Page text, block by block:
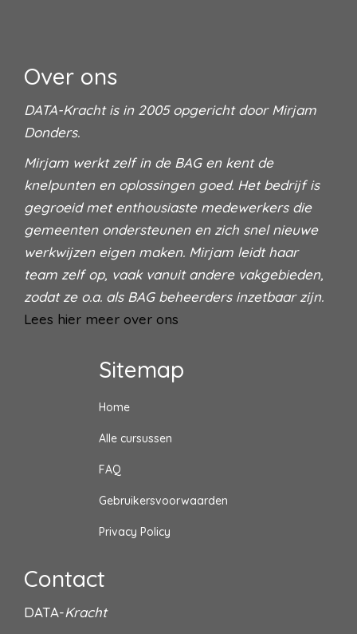
Over ons
DATA-Kracht is in 2005 opgericht door Mirjam
Donders.
Mirjam werkt zelf in de BAG en kent de
knelpunten en oplossingen goed. Het bedrijf is
gegroeid met enthousiaste medewerkers die
gemeenten ondersteunen en zich snel nieuwe
werkwijzen eigen maken. Mirjam leidt haar
team zelf op, vaak vanuit andere vakgebieden,
zodat ze o.a. als BAG beheerders inzetbaar zijn.
Lees hier meer over ons
Sitemap
Home
Alle cursussen
FAQ
Gebruikersvoorwaarden
Privacy Policy
Contact
DATA-Kracht